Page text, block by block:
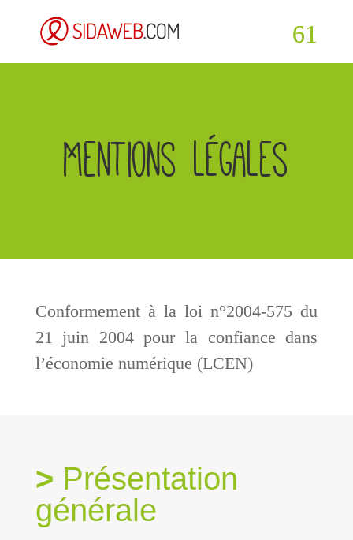
Mentions légales
Conformement à la loi n°2004-575 du
21 juin 2004 pour la confiance dans
l’économie numérique (LCEN)
Présentation
générale